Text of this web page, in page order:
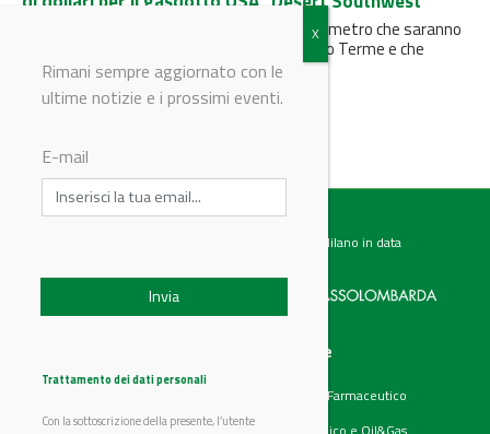
La fornitura riguarda 94 valvole di grande diametro che saranno
realizzate nello stabilimento di Rivanazzano Terme e che
saranno destinate...
Testata giornalistica registrata presso il Tribunale di Milano in data
Chi siamo
Prodotti
Categorie
Chimico e Farmaceutico
Rimani sempre aggiornato con le
ultime notizie e i prossimi eventi.
E-mail
Trattamento dei dati personali
Con la sottoscrizione della presente, l’utente